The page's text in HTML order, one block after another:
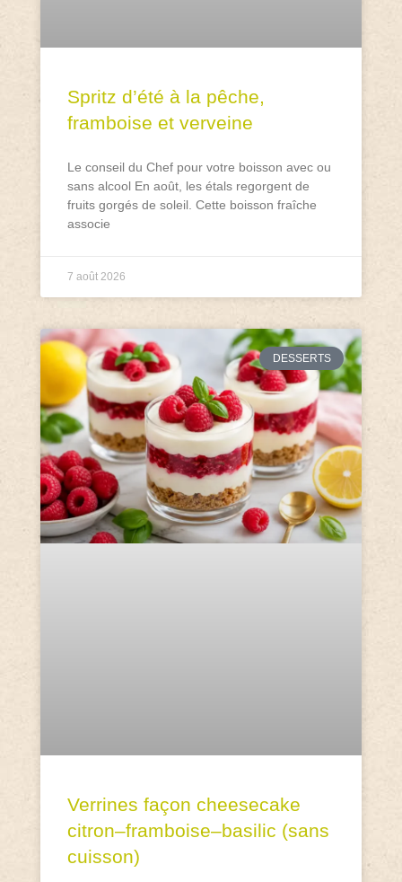
Spritz d’été à la pêche,
framboise et verveine
Le conseil du Chef pour votre boisson avec ou
sans alcool En août, les étals regorgent de
fruits gorgés de soleil. Cette boisson fraîche
associe
7 août 2026
DESSERTS
Verrines façon cheesecake
citron–framboise–basilic (sans
cuisson)